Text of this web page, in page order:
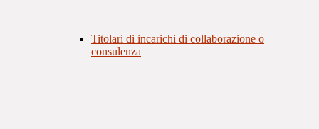
Titolari di incarichi di collaborazione o
consulenza